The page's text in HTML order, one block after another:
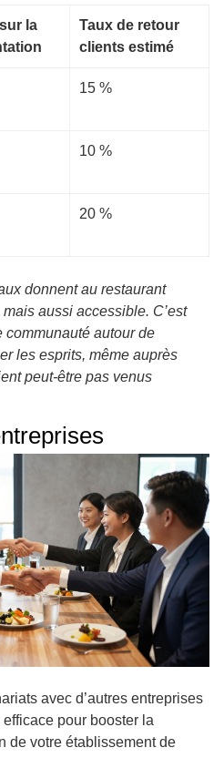
la
Taux de retour
clients estimé
15 %
10 %
20 %
donnent au restaurant
aussi accessible. C’est
communauté autour de
les esprits, même auprès
peut-être pas venus
avec d’autres entreprises
pour booster la
de votre établissement de